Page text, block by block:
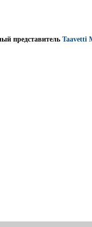
представитель Taavetti